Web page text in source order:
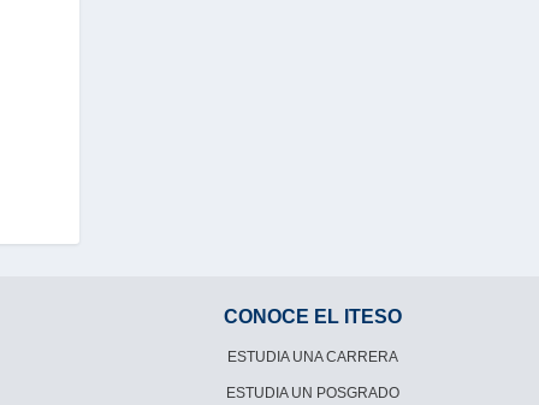
CONOCE EL ITESO
ESTUDIA UNA CARRERA
ESTUDIA UN POSGRADO